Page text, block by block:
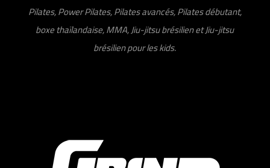
Pilates, Power Pilates, Pilates avancés, Pilates débutant,
boxe thaïlandaise, MMA, Jiu-jitsu brésilien et Jiu-jitsu
brésilien pour les kids.